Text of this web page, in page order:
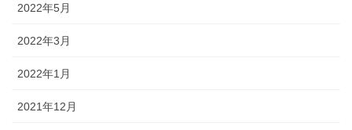
2022年5月
2022年3月
2022年1月
2021年12月